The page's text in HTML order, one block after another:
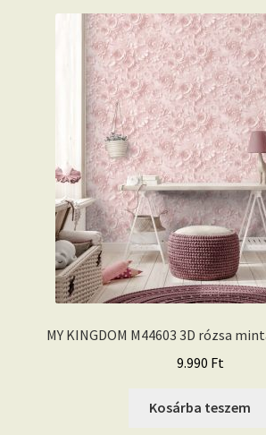
MY KINGDOM M44603 3D rózsa
9.990 Ft
Kosárba teszem